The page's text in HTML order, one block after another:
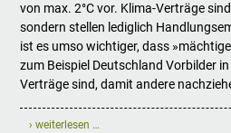
von max. 2°C vor. Klima-Verträge
sondern stellen lediglich
ist es umso wichtiger, dass
zum Beispiel Deutschland Vorbilder
Verträge sind, damit andere
› weiterlesen …